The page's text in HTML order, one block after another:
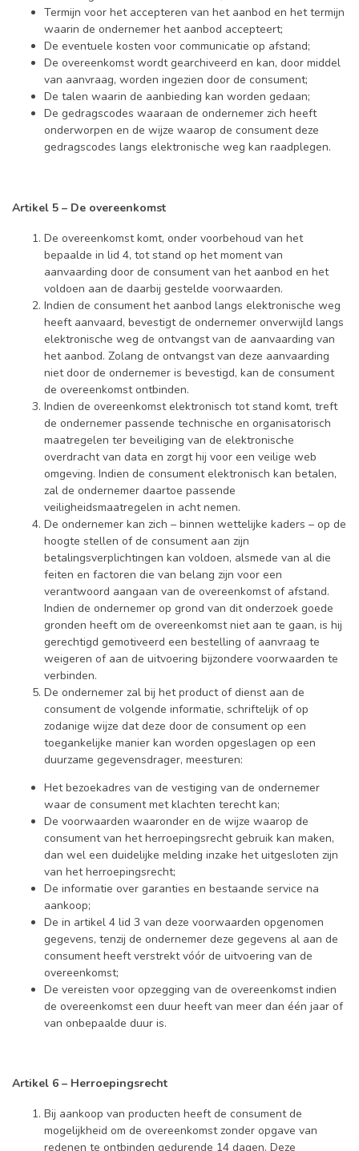
Termijn voor het accepteren van het aanbod en het termijn
waarin de ondernemer het aanbod accepteert;
De eventuele kosten voor communicatie op afstand;
De overeenkomst wordt gearchiveerd en kan, door middel
van aanvraag, worden ingezien door de consument;
De talen waarin de aanbieding kan worden gedaan;
De gedragscodes waaraan de ondernemer zich heeft
onderworpen en de wijze waarop de consument deze
gedragscodes langs elektronische weg kan raadplegen.
Artikel 5 – De overeenkomst
De overeenkomst komt, onder voorbehoud van het
bepaalde in lid 4, tot stand op het moment van
aanvaarding door de consument van het aanbod en het
voldoen aan de daarbij gestelde voorwaarden.
Indien de consument het aanbod langs elektronische weg
heeft aanvaard, bevestigt de ondernemer onverwijld langs
elektronische weg de ontvangst van de aanvaarding van
het aanbod. Zolang de ontvangst van deze aanvaarding
niet door de ondernemer is bevestigd, kan de consument
de overeenkomst ontbinden.
Indien de overeenkomst elektronisch tot stand komt, treft
de ondernemer passende technische en organisatorisch
maatregelen ter beveiliging van de elektronische
overdracht van data en zorgt hij voor een veilige web
omgeving. Indien de consument elektronisch kan betalen,
zal de ondernemer daartoe passende
veiligheidsmaatregelen in acht nemen.
De ondernemer kan zich – binnen wettelijke kaders – op de
hoogte stellen of de consument aan zijn
betalingsverplichtingen kan voldoen, alsmede van al die
feiten en factoren die van belang zijn voor een
verantwoord aangaan van de overeenkomst of afstand.
Indien de ondernemer op grond van dit onderzoek goede
gronden heeft om de overeenkomst niet aan te gaan, is hij
gerechtigd gemotiveerd een bestelling of aanvraag te
weigeren of aan de uitvoering bijzondere voorwaarden te
verbinden.
De ondernemer zal bij het product of dienst aan de
consument de volgende informatie, schriftelijk of op
zodanige wijze dat deze door de consument op een
toegankelijke manier kan worden opgeslagen op een
duurzame gegevensdrager, meesturen:
Het bezoekadres van de vestiging van de ondernemer
waar de consument met klachten terecht kan;
De voorwaarden waaronder en de wijze waarop de
consument van het herroepingsrecht gebruik kan maken,
dan wel een duidelijke melding inzake het uitgesloten zijn
van het herroepingsrecht;
De informatie over garanties en bestaande service na
aankoop;
De in artikel 4 lid 3 van deze voorwaarden opgenomen
gegevens, tenzij de ondernemer deze gegevens al aan de
consument heeft verstrekt vóór de uitvoering van de
overeenkomst;
De vereisten voor opzegging van de overeenkomst indien
de overeenkomst een duur heeft van meer dan één jaar of
van onbepaalde duur is.
Artikel 6 – Herroepingsrecht
Bij aankoop van producten heeft de consument de
mogelijkheid om de overeenkomst zonder opgave van
redenen te ontbinden gedurende 14 dagen. Deze